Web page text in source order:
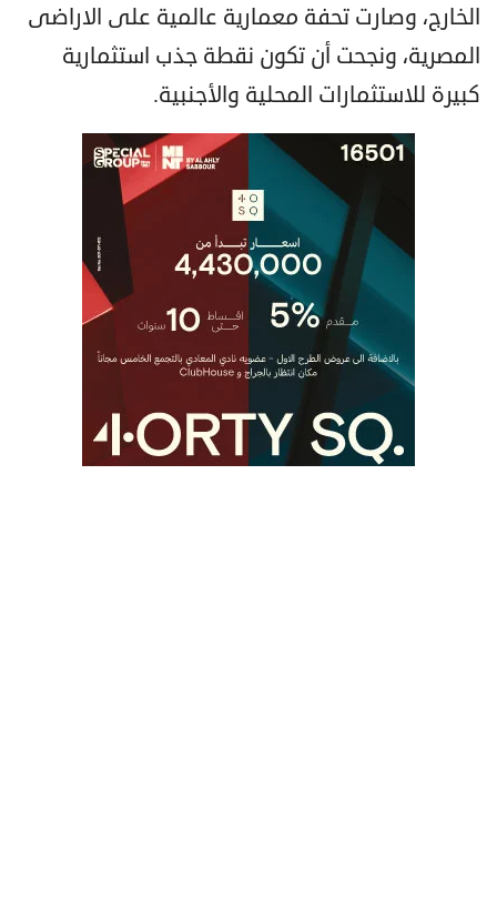
الخارج، وصارت تحفة معمارية عالمية على الاراضى
المصرية، ونجحت أن تكون نقطة جذب استثمارية
كبيرة للاستثمارات المحلية والأجنبية.